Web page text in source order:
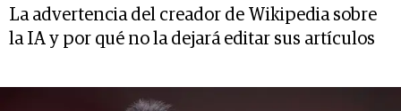
La advertencia del creador de Wikipedia sobre
la IA y por qué no la dejará editar sus artículos